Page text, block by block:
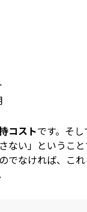
コストです。そ
い」ということ
でなければ、こ